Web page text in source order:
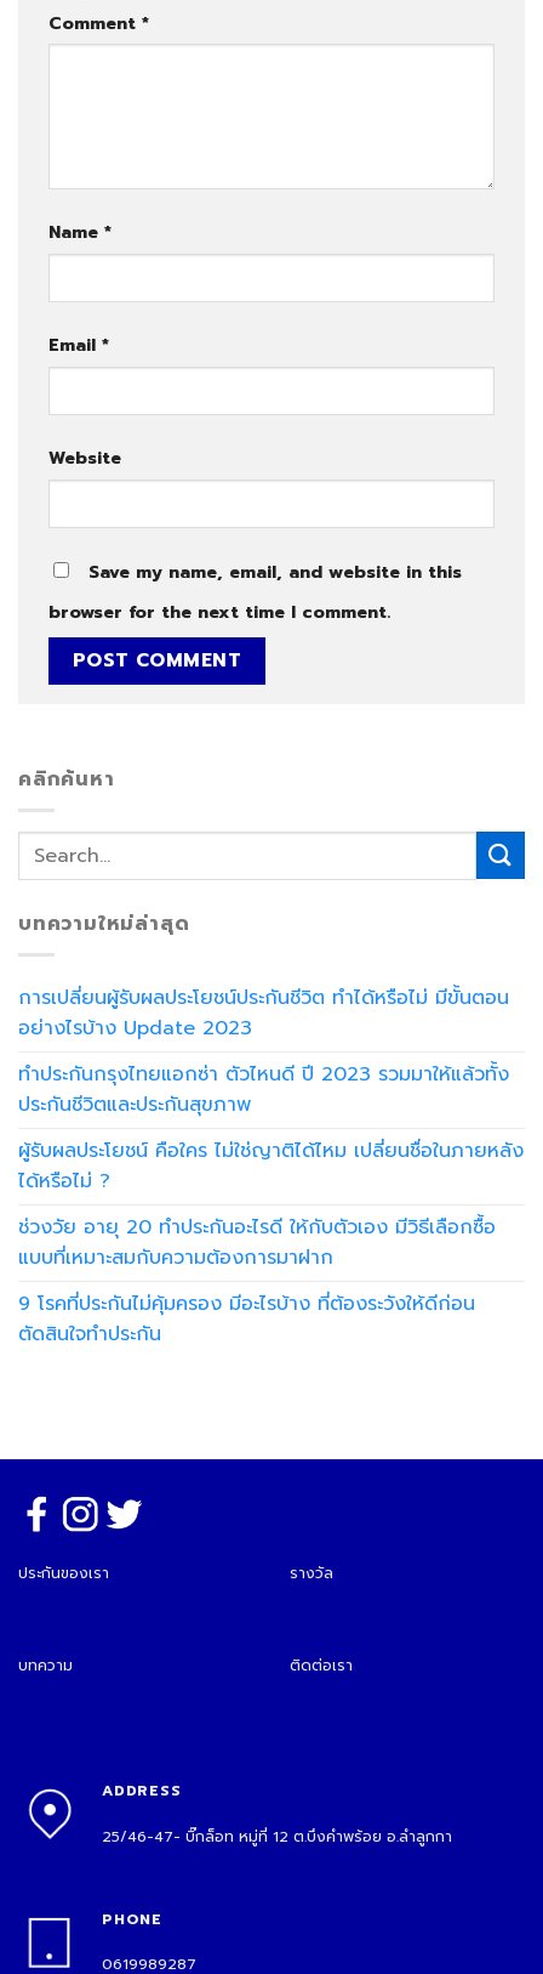
Comment *
Name *
Email *
Website
Save my name, email, and website in this
browser for the next time I comment.
คลิกค้นหา
บทความใหม่ล่าสุด
การเปลี่ยนผู้รับผลประโยชน์ประกันชีวิต ทำได้หรือไม่ มีขั้นตอน
อย่างไรบ้าง Update 2023
ทำประกันกรุงไทยแอกซ่า ตัวไหนดี ปี 2023 รวมมาให้แล้วทั้ง
ประกันชีวิตและประกันสุขภาพ
ผู้รับผลประโยชน์ คือใคร ไม่ใช่ญาติได้ไหม เปลี่ยนชื่อในภายหลัง
ได้หรือไม่ ?
ช่วงวัย อายุ 20 ทำประกันอะไรดี ให้กับตัวเอง มีวิธีเลือกซื้อ
แบบที่เหมาะสมกับความต้องการมาฝาก
9 โรคที่ประกันไม่คุ้มครอง มีอะไรบ้าง ที่ต้องระวังให้ดีก่อน
ตัดสินใจทำประกัน
ประกันของเรา รางวัล
บทความ ติดต่อเรา
ADDRESS
25/46-47- บิ๊กล็อท หมู่ที่ 12 ต.บึงคำพร้อย อ.ลำลูกกา
PHONE
0619989287